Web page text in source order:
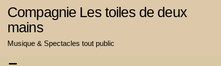
Passer
contenu
Compagnie Les toiles de deux
mains
Musique & Spectacles tout public